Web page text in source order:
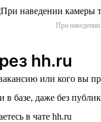
При
hh.ru
или кого вы
базе, даже без
в чате hh.ru